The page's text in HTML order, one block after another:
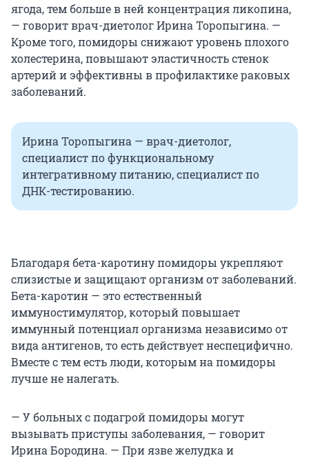
ягода, тем больше в ней концентрация ликопина,
— говорит врач-диетолог Ирина Торопыгина. —
Кроме того, помидоры снижают уровень плохого
холестерина, повышают эластичность стенок
артерий и эффективны в профилактике раковых
заболеваний.
Ирина Торопыгина — врач-диетолог,
специалист по функциональному
интегративному питанию, специалист по
ДНК-тестированию.
Благодаря бета-каротину помидоры укрепляют
слизистые и защищают организм от заболеваний.
Бета-каротин — это естественный
иммуностимулятор, который повышает
иммунный потенциал организма независимо от
вида антигенов, то есть действует неспецифично.
Вместе с тем есть люди, которым на помидоры
лучше не налегать.
— У больных с подагрой помидоры могут
вызывать приступы заболевания, — говорит
Ирина Бородина. — При язве желудка и